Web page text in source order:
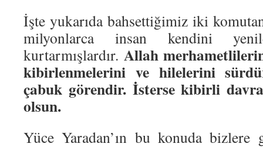
İşte yukarıda bahsettiğimiz iki
milyonlarca insan kendini
kurtarmışlardır. Allah merhametlilerin
kibirlenmelerini ve hilelerini
çabuk görendir. İsterse kibirli
olsun.
Yüce Yaradan’ın bu konuda bizlere